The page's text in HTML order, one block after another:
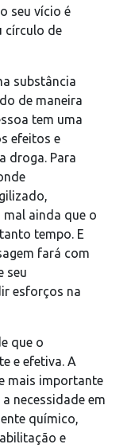
seu vício é
círculo de
substância
de maneira
tem uma
efeitos e
droga. Para
ainda que o
tempo. E
fará com
seu
esforços na
que o
e efetiva. A
mais importante
necessidade em
químico,
e